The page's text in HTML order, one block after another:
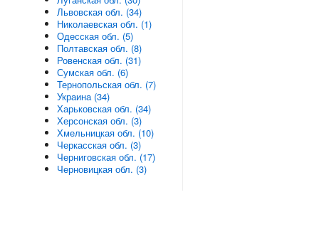
Львовская обл. (34)
Николаевская обл. (1)
Одесская обл. (5)
Полтавская обл. (8)
Ровенская обл. (31)
Сумская обл. (6)
Тернопольская обл. (7)
Украина (34)
Харьковская обл. (34)
Херсонская обл. (3)
Хмельницкая обл. (10)
Черкасская обл. (3)
Черниговская обл. (17)
Черновицкая обл. (3)